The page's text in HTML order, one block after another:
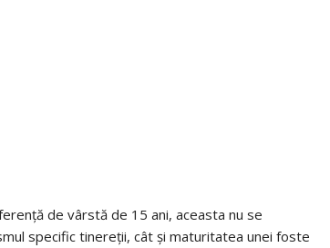
de vârstă de 15 ani, aceasta nu se
specific tinereții, cât și maturitatea unei foste